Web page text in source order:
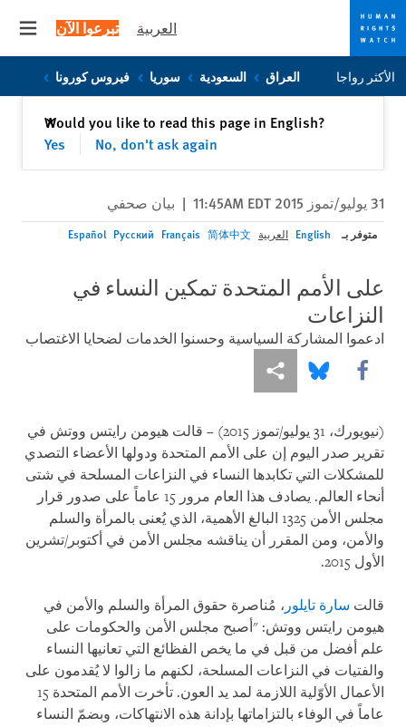
Skip
to
Skip
to
العربية تبرعوا الآن
الأكثر رواجا العراق السعودية سوريا فيروس كورونا
Would you like to read this page in English?
Yes
No, don't ask again
✕إغلاق
31 يوليو/تموز 2015 11:45AM EDT | بيان صحفي
متوفر بـ English العربية 简体中文
Français
Русский
Español
على الأمم المتحدة تمكين النساء في
النزاعات
ادعموا المشاركة السياسية وحسنوا الخدمات لضحايا الاغتصاب
Share this via Facebook
Share this via Bluesky
Share this via مشاركة
(نيويورك، 31 يوليو/تموز 2015) – قالت هيومن رايتس ووتش في
تقرير صدر اليوم إن على الأمم المتحدة ودولها الأعضاء التصدي
للمشكلات التي تكابدها النساء في النزاعات المسلحة في شتى
أنحاء العالم. يصادف هذا العام مرور 15 عاماً على صدور قرار
مجلس الأمن 1325 البالغ الأهمية، الذي يُعنى بالمرأة والسلم
والأمن، ومن المقرر أن يناقشه مجلس الأمن في أكتوبر/تشرين
الأول 2015.
قالت سارة تايلور ، مُناصرة حقوق المرأة والسلم والأمن في
هيومن رايتس ووتش: "أصبح مجلس الأمن والحكومات على
علم أفضل من قبل في ما يخص الفظائع التي تعانيها النساء
والفتيات في النزاعات المسلحة، لكنهم ما زالوا لا يُقدمون على
الأعمال الأوّلية اللازمة لمد يد العون. تأخرت الأمم المتحدة 15
عاماً في الوفاء بالتزاماتها بإدانة هذه الانتهاكات، وبضمّ النساء